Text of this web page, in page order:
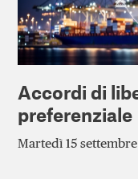
Accordi di
preferenziale
Martedì 15